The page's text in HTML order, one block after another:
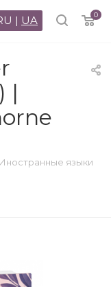
0
| UA
|
языки